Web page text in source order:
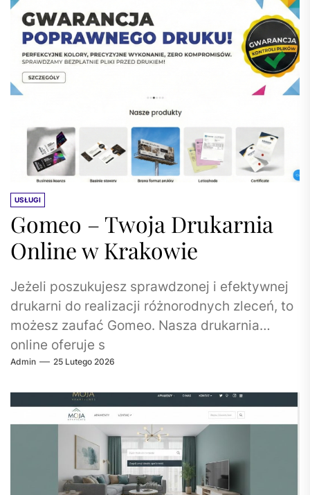
USŁUGI
Gomeo – Twoja Drukarnia
Online w Krakowie
Jeżeli poszukujesz sprawdzonej i efektywnej
drukarni do realizacji różnorodnych zleceń, to
możesz zaufać Gomeo. Nasza drukarnia
online oferuje s
Admin 25 Lutego 2026